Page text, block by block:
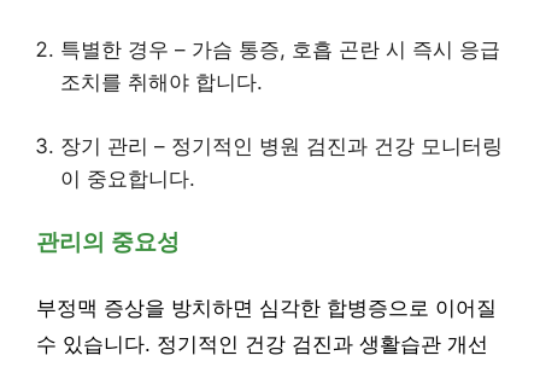
특별한 경우 – 가슴 통증, 호흡 곤란 시 즉시 응급
조치를 취해야 합니다.
장기 관리 – 정기적인 병원 검진과 건강 모니터링
이 중요합니다.
관리의 중요성
부정맥 증상을 방치하면 심각한 합병증으로 이어질
수 있습니다. 정기적인 건강 검진과 생활습관 개선